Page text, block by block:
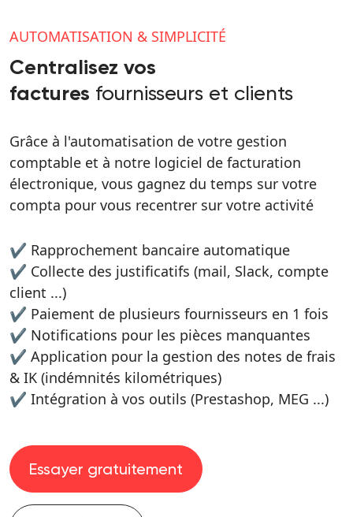
AUTOMATISATION & SIMPLICITÉ
Centralisez vos
factures fournisseurs et clients
Grâce à l'automatisation de votre gestion
comptable et à notre logiciel de facturation
électronique, vous gagnez du temps sur votre
compta pour vous recentrer sur votre activité
✔ Rapprochement bancaire automatique
✔ Collecte des justificatifs (mail, Slack, compte
client ...)
✔ Paiement de plusieurs fournisseurs en 1 fois
✔ Notifications pour les pièces manquantes
✔ Application pour la gestion des notes de frais
& IK (indémnités kilométriques)
✔ Intégration à vos outils (Prestashop, MEG ...)
Essayer gratuitement